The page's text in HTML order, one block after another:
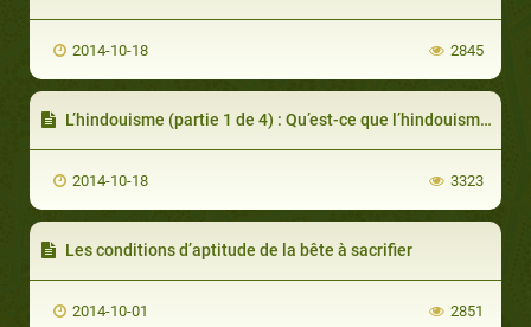
2014-10-18 2845
L’hindouisme (partie 1 de 4) : Qu’est-ce que l’hindouisme?
2014-10-18 3323
Les conditions d’aptitude de la bête à sacrifier
2014-10-01 2851